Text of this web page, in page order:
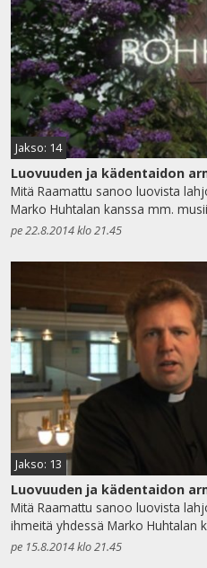
Jakso: 14
Luovuuden ja kädentaidon
Mitä Raamattu sanoo luovista
Marko Huhtalan kanssa mm.
pe 22.8.2014 klo 21.45
Jakso: 13
Luovuuden ja kädentaidon
Mitä Raamattu sanoo luovista
ihmeitä yhdessä Marko Huhtalan
pe 15.8.2014 klo 21.45